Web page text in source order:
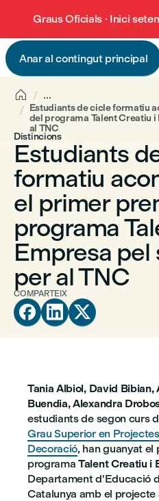
Graus Oficials · Inici
Anar al contingut principal

 ...
Estudiants de cicle formatiu
del programa Talent Creatiu
al TNC
Distincions
Estudiants
formatiu
el primer
programa
Empresa
per al TNC
COMPARTEIX
  
Tania Albiol, David Bibian,
Buendia, Alexandra
estudiants de segon curs
Grau Superior en
Decoració, han guanyat
programaTalent Creatiu i
Departament d'Educació
Catalunya amb el projecte